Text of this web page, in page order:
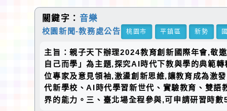
關鍵字： 音樂
校園新聞-教務處公告 桃園市 平鎮區 新勢
主旨：親子天下辦理2024教育創新國際年會,敬
自己而學」為主題,探究AI時代下教與學的典範
位專家及意見領袖,激盪創新思維,讓教育成為激
代新學校、AI時代學習新世代、實驗教育、雙
界的能力。三、臺北場全程參與,可申請研習時數